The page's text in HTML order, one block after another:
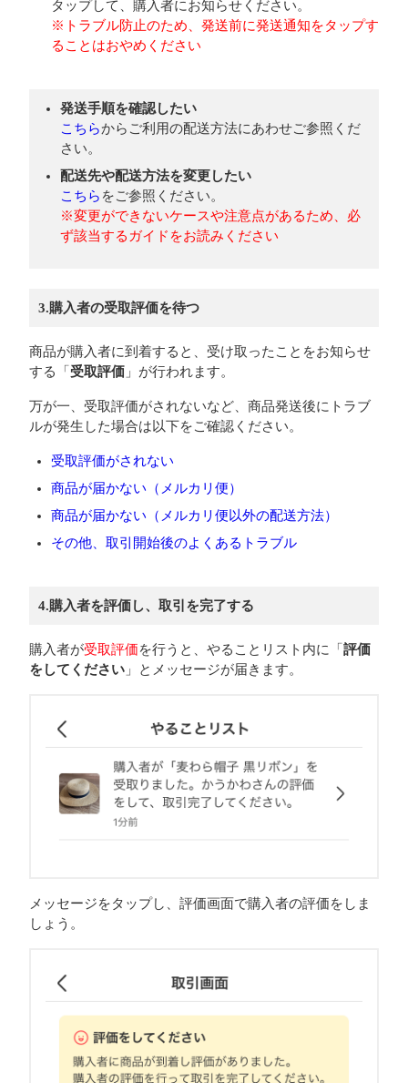
タップして、購入者にお知らせください。
※トラブル防止のため、発送前に発送通知をタップす
ることはおやめください
発送手順を確認したい
こちらからご利用の配送方法にあわせご参照くだ
さい。
配送先や配送方法を変更したい
こちら をご参照ください。
※変更ができないケースや注意点があるため、必
ず該当するガイドをお読みください
3.購入者の受取評価を待つ
商品が購入者に到着すると、受け取ったことをお知らせ
する「 受取評価 」が行われます。
万が一、受取評価がされないなど、商品発送後にトラブ
ルが発生した場合は以下をご確認ください。
受取評価がされない
商品が届かない（メルカリ便）
商品が届かない（メルカリ便以外の配送方法）
その他、取引開始後のよくあるトラブル
4.購入者を評価し、取引を完了する
購入者が受取評価を行うと、やることリスト内に「 評価
をしてください 」とメッセージが届きます。
メッセージをタップし、評価画面で購入者の評価をしま
しょう。